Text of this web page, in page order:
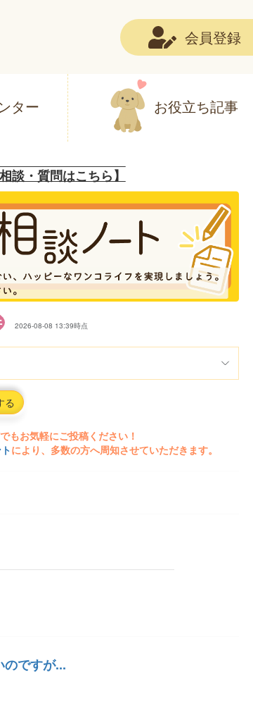
会員登録
ター お役立ち記事
談・質問はこちら】
2026-08-08 13:39時点
る
もお気軽にご投稿ください！
により、多数の方へ周知させていただきます。
のですが...